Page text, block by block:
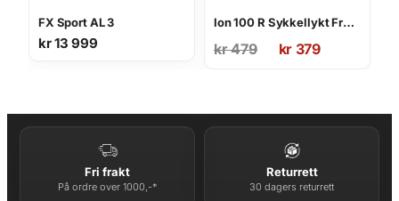
FX Sport AL 3
kr13 999
Ion 100 R Sykkellykt Front
kr479
Opprinnelig
kr 479.
kr 379
Nåværende
kr 379.
Fri frakt
På ordre over 1000,-*
Returrett
30 dagers returrett